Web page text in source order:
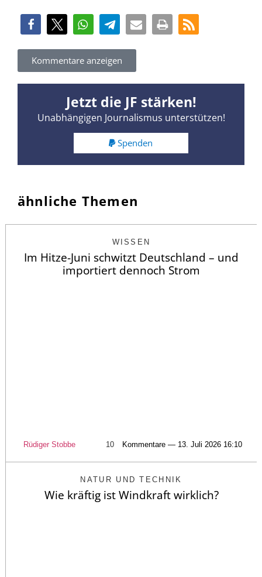
Kommentare anzeigen
Jetzt die JF stärken!
Unabhängigen Journalismus unterstützen!
Spenden
ähnliche Themen
WISSEN
Im Hitze-Juni schwitzt Deutschland – und
importiert dennoch Strom
Rüdiger Stobbe 10 Kommentare — 13. Juli 2026 16:10
NATUR UND TECHNIK
Wie kräftig ist Windkraft wirklich?